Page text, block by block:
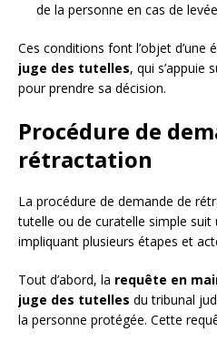
de la personne en cas de
Ces conditions font l’objet d’une
juge des tutelles, qui s’appuie
pour prendre sa décision.
Procédure de
rétractation
La procédure de demande de
tutelle ou de curatelle simple suit
impliquant plusieurs étapes et
Tout d’abord, la requête en
juge des tutelles du tribunal
la personne protégée. Cette